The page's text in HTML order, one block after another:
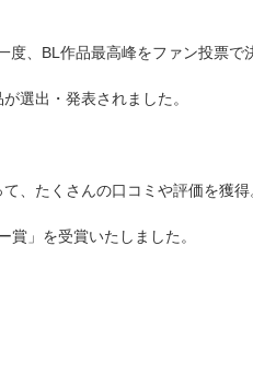
、BL作品最高峰をファン投票で
選出・発表されました。
、たくさんの口コミや評価を獲得
」を受賞いたしました。